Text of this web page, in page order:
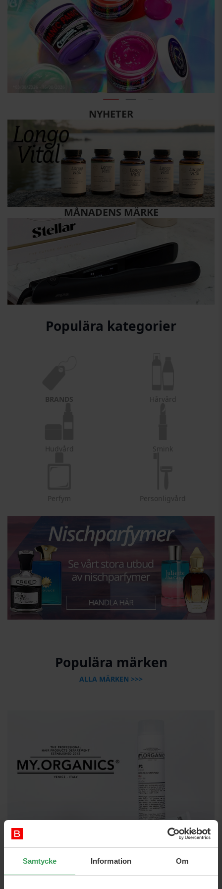
Samtycke Information Om
NYHETER
MÅNADENS MÄRKE
Populära kategorier
BRANDS Hårvård
Hudvård Smink
Perfym Personligvård
Populära märken
ALLA MÄRKEN >>>